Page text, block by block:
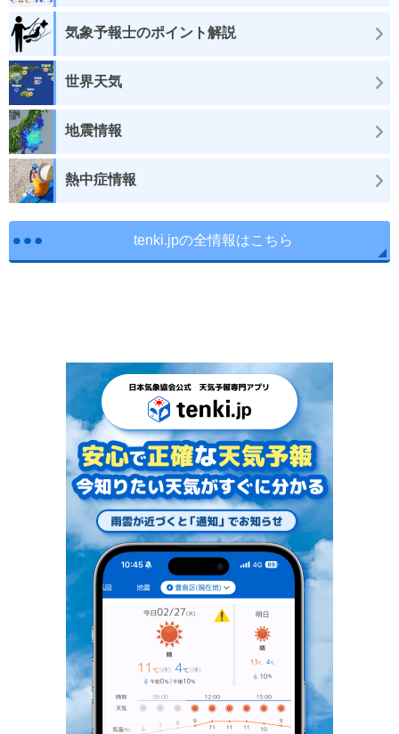
気象予報士のポイント解説
世界天気
地震情報
熱中症情報
tenki.jpの全情報はこちら